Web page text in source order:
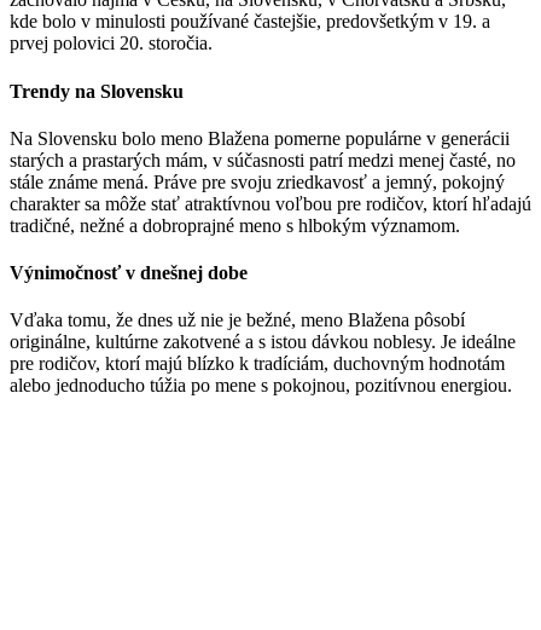
kde bolo v minulosti používané častejšie, predovšetkým v 19. a
prvej polovici 20. storočia.
Trendy na Slovensku
Na Slovensku bolo meno Blažena pomerne populárne v generácii
starých a prastarých mám, v súčasnosti patrí medzi menej časté, no
stále známe mená. Práve pre svoju zriedkavosť a jemný, pokojný
charakter sa môže stať atraktívnou voľbou pre rodičov, ktorí hľadajú
tradičné, nežné a dobroprajné meno s hlbokým významom.
Výnimočnosť v dnešnej dobe
Vďaka tomu, že dnes už nie je bežné, meno Blažena pôsobí
originálne, kultúrne zakotvené a s istou dávkou noblesy. Je ideálne
pre rodičov, ktorí majú blízko k tradíciám, duchovným hodnotám
alebo jednoducho túžia po mene s pokojnou, pozitívnou energiou.